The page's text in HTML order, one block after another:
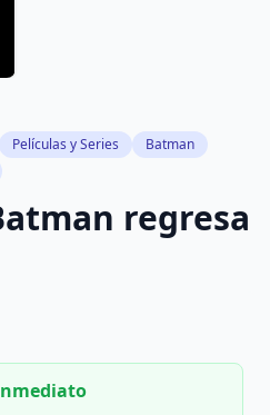
Películas y Series
Batman
regresa